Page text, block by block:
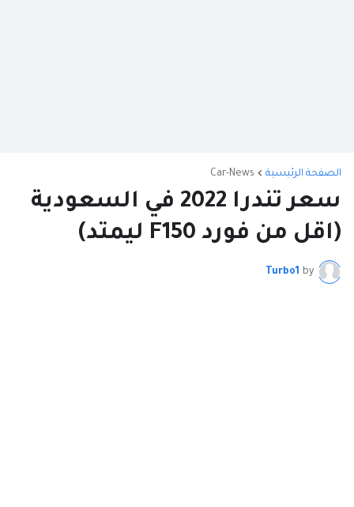
الصفحة الرئيسية Car-News
سعر تندرا 2022 في السعودية
(اقل من فورد F150 ليمتد)
by
Turbo1